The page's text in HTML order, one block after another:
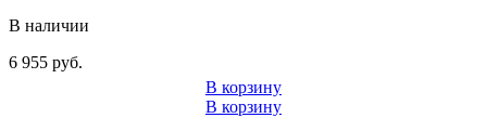
В наличии
6 955 руб.
В корзину
В корзину